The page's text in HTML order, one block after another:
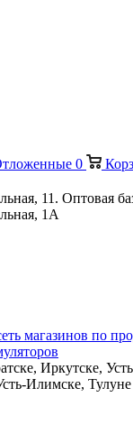
0
11. Оптовая
1А
Иркутске,
Илимске,